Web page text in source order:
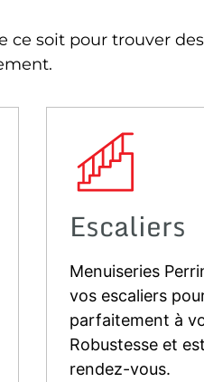
ce soit pour trouver
Escaliers
Menuiseries
vos escaliers
parfaitement à
Robustesse et
rendez-vous.